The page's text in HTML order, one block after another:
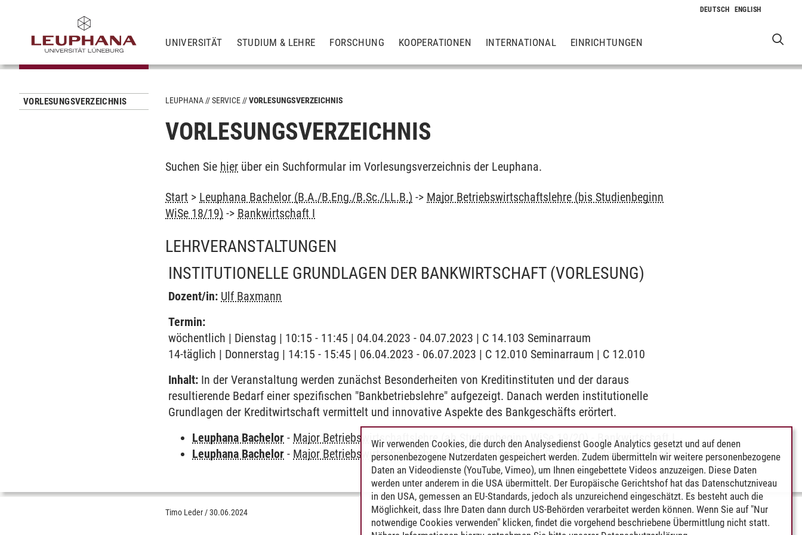
UNIVERSITÄT STUDIUM & LEHRE FORSCHUNG KOOPERATIONEN INTERNATIONAL EINRICHTUNGEN
VORLESUNGSVERZEICHNIS LEUPHANA SERVICE VORLESUNGSVERZEICHNIS
VORLESUNGSVERZEICHNIS
Suchen Sie hier über ein Suchformular im Vorlesungsverzeichnis der Leuphana.
Start > Leuphana Bachelor (B.A./B.Eng./B.Sc./LL.B.) -> Major Betriebswirtschaftslehre (bis Studienbeginn
WiSe 18/19) -> Bankwirtschaft I
LEHRVERANSTALTUNGEN
INSTITUTIONELLE GRUNDLAGEN DER BANKWIRTSCHAFT (VORLESUNG)
Dozent/in: Ulf Baxmann
Termin:
wöchentlich | Dienstag | 10:15 - 11:45 | 04.04.2023 - 04.07.2023 | C 14.103 Seminarraum
14-täglich | Donnerstag | 14:15 - 15:45 | 06.04.2023 - 06.07.2023 | C 12.010 Seminarraum | C 12.010
Inhalt: In der Veranstaltung werden zunächst Besonderheiten von Kreditinstituten und der daraus
resultierende Bedarf einer spezifischen "Bankbetriebslehre" aufgezeigt. Danach werden institutionelle
Grundlagen der Kreditwirtschaft vermittelt und innovative Aspekte des Bankgeschäfts erörtert.
Leuphana Bachelor - Major Betriebswirtschaftslehre (ab Studienbeginn WiSe 19/20)
Bankwirtschaft I
Leuphana Bachelor - Major Betriebswirtschaftslehre (bis Studienbeginn WiSe 18/19)-Bankwirtschaft I
Timo Leder /30.06.2024
Wir verwenden Cookies, die durch den Analysedienst Google Analytics gesetzt und auf denen
personenbezogene Nutzerdaten gespeichert werden. Zudem übermitteln wir weitere personenbezogene
Daten an Videodienste (YouTube, Vimeo), um Ihnen eingebettete Videos anzuzeigen. Diese Daten
werden unter anderem in die USA übermittelt. Der Europäische Gerichtshof hat das Datenschutzniveau
in den USA, gemessen an EU-Standards, jedoch als unzureichend eingeschätzt. Es besteht auch die
Möglichkeit, dass Ihre Daten dann durch US-Behörden verarbeitet werden können. Wenn Sie auf "Nur
notwendige Cookies verwenden" klicken, findet die vorgehend beschriebene Übermittlung nicht statt.